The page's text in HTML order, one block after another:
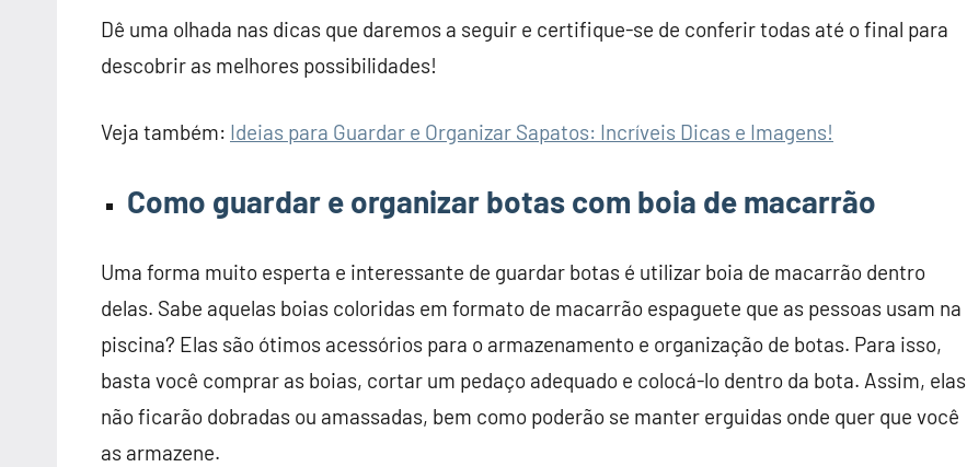
Dê uma olhada nas dicas que daremos a seguir e certifique-se de conferir todas até o final para
descobrir as melhores possibilidades!
Veja também: Ideias para Guardar e Organizar Sapatos: Incríveis Dicas e Imagens!
Como guardar e organizar botas com boia de macarrão
Uma forma muito esperta e interessante de guardar botas é utilizar boia de macarrão dentro
delas. Sabe aquelas boias coloridas em formato de macarrão espaguete que as pessoas usam na
piscina? Elas são ótimos acessórios para o armazenamento e organização de botas. Para isso,
basta você comprar as boias, cortar um pedaço adequado e colocá-lo dentro da bota. Assim, elas
não ficarão dobradas ou amassadas, bem como poderão se manter erguidas onde quer que você
as armazene.